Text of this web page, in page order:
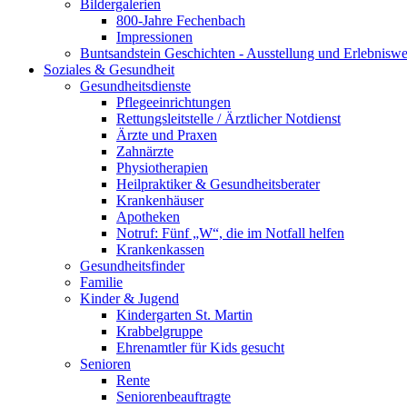
Bildergalerien
800-Jahre Fechenbach
Impressionen
Buntsandstein Geschichten - Ausstellung und
Soziales & Gesundheit
Gesundheitsdienste
Pflegeeinrichtungen
Rettungsleitstelle / Ärztlicher Notdienst
Ärzte und Praxen
Zahnärzte
Physiotherapien
Heilpraktiker & Gesundheitsberater
Krankenhäuser
Apotheken
Notruf: Fünf „W“, die im Notfall helfen
Krankenkassen
Gesundheitsfinder
Familie
Kinder & Jugend
Kindergarten St. Martin
Krabbelgruppe
Ehrenamtler für Kids gesucht
Senioren
Rente
Seniorenbeauftragte